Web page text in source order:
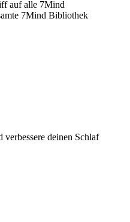
auf alle 7Mind
7Mind Bibliothek
verbessere deinen Schlaf